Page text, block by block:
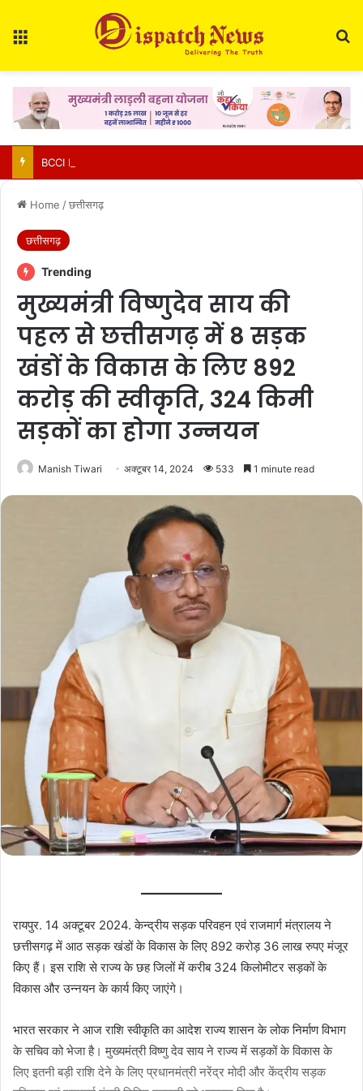
Home /छत्तीसगढ़
छत्तीसगढ़
Trending
मुख्यमंत्री विष्णुदेव साय की
पहल से छत्तीसगढ़ में 8 सड़क
खंडों के विकास के लिए 892
करोड़ की स्वीकृति, 324 किमी
सड़कों का होगा उन्नयन
Manish Tiwari अक्टूबर 14, 2024 533 1 minute read
रायपुर. 14 अक्टूबर 2024. केन्द्रीय सड़क परिवहन एवं राजमार्ग मंत्रालय ने
छत्तीसगढ़ में आठ सड़क खंडों के विकास के लिए 892 करोड़ 36 लाख रुपए मंजूर
किए हैं। इस राशि से राज्य के छह जिलों में करीब 324 किलोमीटर सड़कों के
विकास और उन्नयन के कार्य किए जाएंगे।
भारत सरकार ने आज राशि स्वीकृति का आदेश राज्य शासन के लोक निर्माण विभाग
के सचिव को भेजा है। मुख्यमंत्री विष्णु देव साय ने राज्य में सड़कों के विकास के
लिए इतनी बड़ी राशि देने के लिए प्रधानमंत्री नरेंद्र मोदी और केंद्रीय सड़क